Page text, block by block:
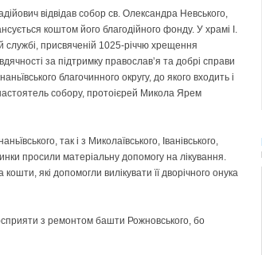
відвідав собор св. Олександра Невського,
коштом його благодійного фонду. У храмі І.
службі, присвяченій 1025-річчю хрещення
за підтримку православ’я та добрі справи
благочинного округу, до якого входить і
собору, протоієрей Микола Ярем
так і з Миколаївського, Іванівського,
просили матеріальну допомогу на лікування.
які допомогли вилікувати її дворічного онука
з ремонтом башти Рожновського, бо